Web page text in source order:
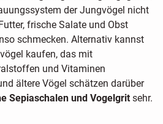
der Jungvögel nicht
frische Salate und Obst
schmecken. Alternativ kannst
kaufen, das mit
und Vitaminen
ältere Vögel schätzen darüber
Sepiaschalen und Vogelgritsehr.